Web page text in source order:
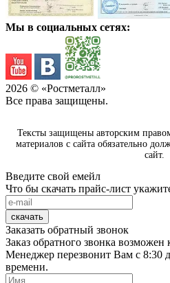
Мы в социальных сетях:
2026 © «Ростметалл»
Все права защищены.
Тексты защищены авторским
материалов с сайта обязательно
сайт.
Введите свой емейл
Что бы скачать прайс-лист
скачать
Заказать обратный звонок
Заказ обратного звонка возможен
Менеджер перезвонит Вам с 8:30
времени.